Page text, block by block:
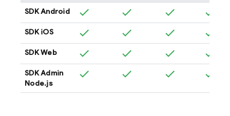
SDK Android
SDK iOS
SDK Web
SDK Admin
Node.js